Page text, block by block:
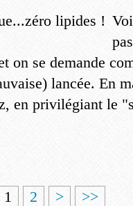
on se demande
lancée. En
en privilégiant le
1 2 > >>